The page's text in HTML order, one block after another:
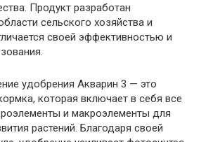
Продукт разработан
сельского хозяйства и
своей эффективностью и
удобрения Акварин 3 — это
которая включает в себя все
и макроэлементы для
растений. Благодаря своей